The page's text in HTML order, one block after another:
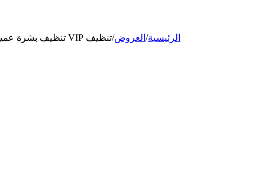
الرئيسية/ العروض/تنظيف VIP تنظيف بشرة عميق و إزالة الرؤوس السوداء بالهيدرافيشال مع ماسك + خدمتين